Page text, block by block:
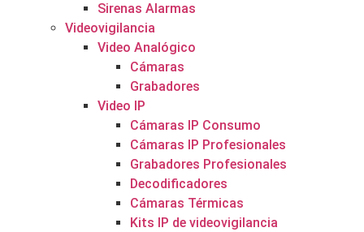
Sirenas Alarmas
Videovigilancia
Video Analógico
Cámaras
Grabadores
Video IP
Cámaras IP Consumo
Cámaras IP Profesionales
Grabadores Profesionales
Decodificadores
Cámaras Térmicas
Kits IP de videovigilancia